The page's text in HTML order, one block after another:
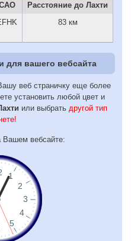
Расстояние до Лахти
83 км
для вашего вебсайта
веб страничку еще более
установить любой цвет и
или выбрать другой тип
Вашем вебсайте: